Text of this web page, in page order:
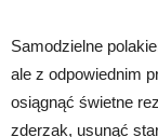
Samodzielne
ale z odpowiednim
osiągnąć świetne
zderzak, usunąć